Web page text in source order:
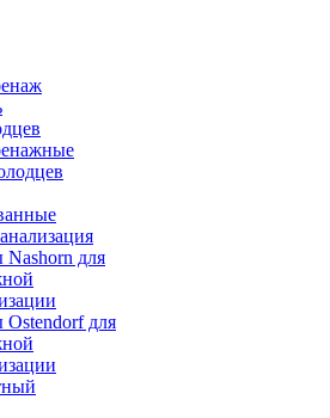
Nashorn для
Ostendorf для